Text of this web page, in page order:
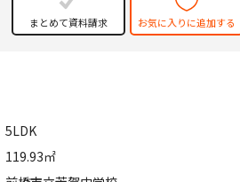
まとめて資料請求 お気に入りに追加する
5LDK
119.93㎡